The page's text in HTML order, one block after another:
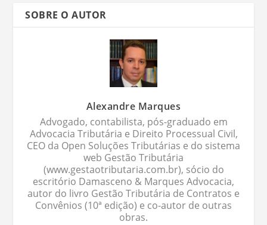
SOBRE O AUTOR
Alexandre Marques
Advogado, contabilista, pós-graduado em
Advocacia Tributária e Direito Processual Civil,
CEO da Open Soluções Tributárias e do sistema
web Gestão Tributária
(www.gestaotributaria.com.br), sócio do
escritório Damasceno & Marques Advocacia,
autor do livro Gestão Tributária de Contratos e
Convênios (10ª edição) e co-autor de outras
obras.